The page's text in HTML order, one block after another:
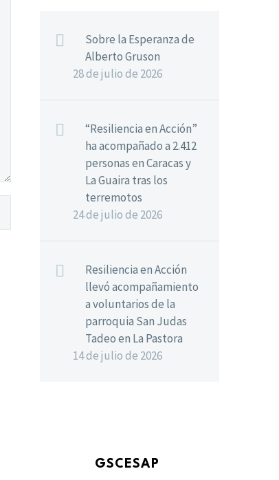
Sobre la Esperanza de
Alberto Gruson
28 de julio de 2026
“Resiliencia en Acción”
ha acompañado a 2.412
personas en Caracas y
La Guaira tras los
terremotos
24 de julio de 2026
Resiliencia en Acción
llevó acompañamiento
a voluntarios de la
parroquia San Judas
Tadeo en La Pastora
14 de julio de 2026
GSCESAP